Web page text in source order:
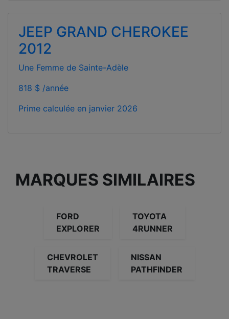
JEEP GRAND CHEROKEE
2012
Une Femme de Sainte-Adèle
818 $ /année
Prime calculée en janvier 2026
MARQUES SIMILAIRES
FORD
EXPLORER
TOYOTA
4RUNNER
CHEVROLET
TRAVERSE
NISSAN
PATHFINDER